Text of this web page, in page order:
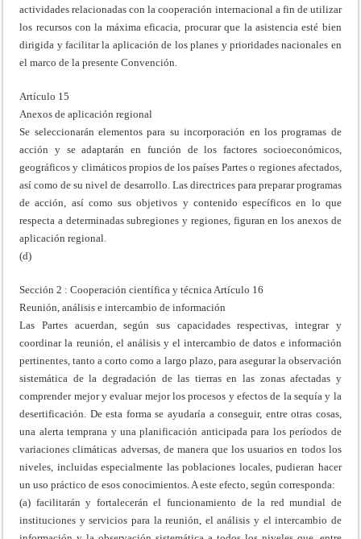
actividades relacionadas con la cooperación internacional a fin de utilizar
los recursos con la máxima eficacia, procurar que la asistencia esté bien
dirigida y facilitar la aplicación de los planes y prioridades nacionales en
el marco de la presente Convención.
Artículo 15
Anexos de aplicación regional
Se seleccionarán elementos para su incorporación en los programas de
acción y se adaptarán en función de los factores socioeconómicos,
geográficos y climáticos propios de los países Partes o regiones afectados,
así como de su nivel de desarrollo. Las directrices para preparar programas
de acción, así como sus objetivos y contenido específicos en lo que
respecta a determinadas subregiones y regiones, figuran en los anexos de
aplicación regional.
(d)
Sección 2 : Cooperación científica y técnica Artículo 16
Reunión, análisis e intercambio de información
Las Partes acuerdan, según sus capacidades respectivas, integrar y
coordinar la reunión, el análisis y el intercambio de datos e información
pertinentes, tanto a corto como a largo plazo, para asegurar la observación
sistemática de la degradación de las tierras en las zonas afectadas y
comprender mejor y evaluar mejor los procesos y efectos de la sequía y la
desertificación. De esta forma se ayudaría a conseguir, entre otras cosas,
una alerta temprana y una planificación anticipada para los períodos de
variaciones climáticas adversas, de manera que los usuarios en todos los
niveles, incluidas especialmente las poblaciones locales, pudieran hacer
un uso práctico de esos conocimientos. A este efecto, según corresponda:
(a) facilitarán y fortalecerán el funcionamiento de la red mundial de
instituciones y servicios para la reunión, el análisis y el intercambio de